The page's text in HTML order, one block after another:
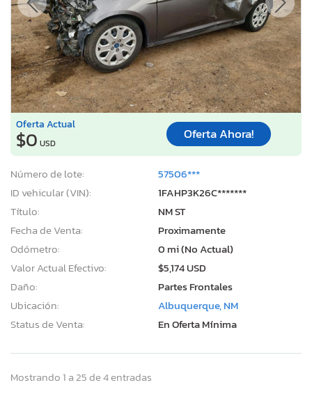
Oferta Actual
$0 USD
Oferta Ahora!
Número de lote:
57506***
ID vehicular (VIN):
1FAHP3K26C*******
Título:
NM ST
Fecha de Venta:
Proximamente
Odómetro:
0 mi (No Actual)
Valor Actual Efectivo:
$5,174 USD
Daño:
Partes Frontales
Ubicación:
Albuquerque, NM
Status de Venta:
En Oferta Mínima
Mostrando 1 a 25 de 4 entradas